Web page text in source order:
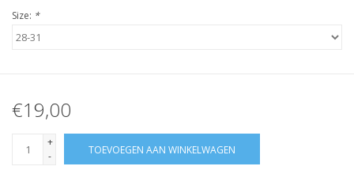
Size: *
€19,00
+
-
TOEVOEGEN AAN WINKELWAGEN